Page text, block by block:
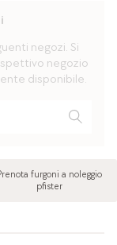
negozi. Si
negozio
disponibile.
furgoni a noleggio
pfister